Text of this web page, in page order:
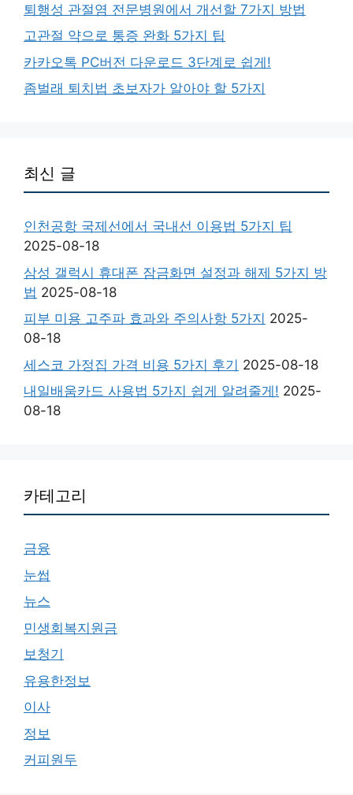
퇴행성 관절염 전문병원에서 개선할 7가지 방법
고관절 약으로 통증 완화 5가지 팁
카카오톡 PC버전 다운로드 3단계로 쉽게!
좀벌래 퇴치법 초보자가 알아야 할 5가지
최신 글
인천공항 국제선에서 국내선 이용법 5가지 팁
2025-08-18
삼성 갤럭시 휴대폰 잠금화면 설정과 해제 5가지 방
법 2025-08-18
피부 미용 고주파 효과와 주의사항 5가지 2025-
08-18
세스코 가정집 가격 비용 5가지 후기 2025-08-18
내일배움카드 사용법 5가지 쉽게 알려줄게! 2025-
08-18
카테고리
금융
눈썹
뉴스
민생회복지원금
보청기
유용한정보
이사
정보
커피원두